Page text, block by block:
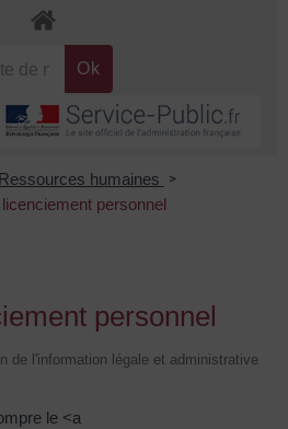
Ressources humaines >
personnel
personnel
de l'information légale et administrative
le <a